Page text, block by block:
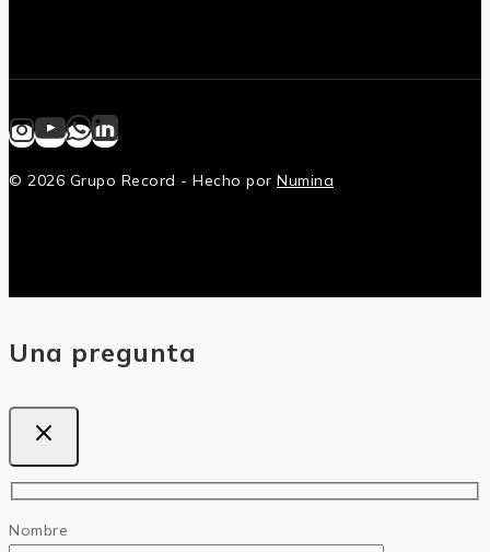
© 2026 Grupo Record - Hecho por Numina
Una pregunta
Nombre